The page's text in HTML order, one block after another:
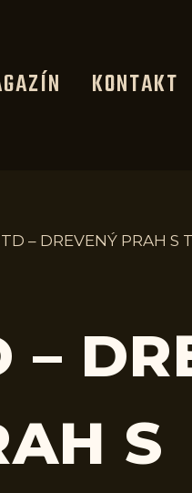
KONTAKT
TD – DREVENÝ PRAH S
–
S